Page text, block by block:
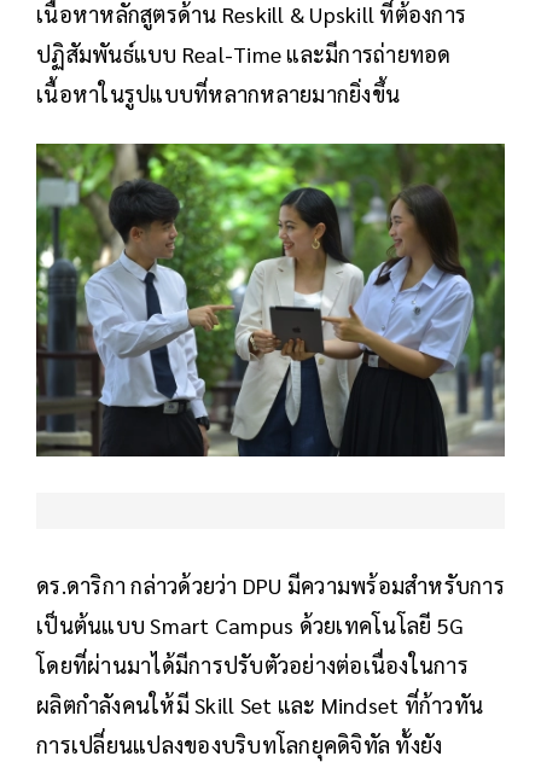
เนื้อหาหลักสูตรด้าน Reskill & Upskill ที่ต้องการ
ปฏิสัมพันธ์แบบ Real-Time และมีการถ่ายทอด
เนื้อหาในรูปแบบที่หลากหลายมากยิ่งขึ้น
ดร.ดาริกา กล่าวด้วยว่า DPU มีความพร้อมสำหรับการ
เป็นต้นแบบ Smart Campus ด้วยเทคโนโลยี 5G
โดยที่ผ่านมาได้มีการปรับตัวอย่างต่อเนื่องในการ
ผลิตกำลังคนให้มี Skill Set และ Mindset ที่ก้าวทัน
การเปลี่ยนแปลงของบริบทโลกยุคดิจิทัล ทั้งยัง